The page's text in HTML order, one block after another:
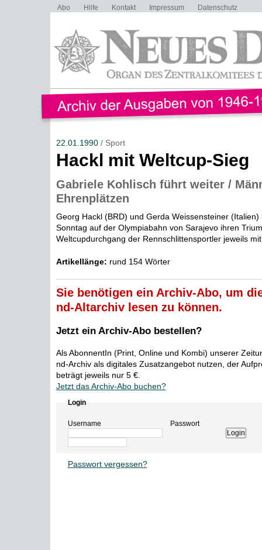
Abo Hilfe Kontakt Impressum Datenschutz
22.01.1990/ Sport
Hackl mit Weltcup-Sieg
Gabriele Kohlisch führt weiter /
Ehrenplätzen
Georg Hackl (BRD) und Gerda Weissensteiner
Sonntag auf der Olympiabahn von Sarajevo ihren
Weltcupdurchgang der Rennschlittensportler jeweils
Artikellänge: rund 154 Wörter
Sie benötigen ein Archiv-Abo, um
nd-Altarchiv lesen zu können.
Jetzt ein Archiv-Abo bestellen?
Als AbonnentIn (Print, Online und Kombi) unserer
nd-Archiv als digitales Zusatzangebot nutzen, der
beträgt jeweils nur 5 €.
Jetzt das Archiv-Abo buchen?
Login
Username Passwort
Passwort vergessen?